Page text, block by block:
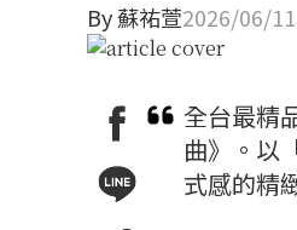
By蘇祐萱2026/06/11
全台最精
曲》。以
式感的精